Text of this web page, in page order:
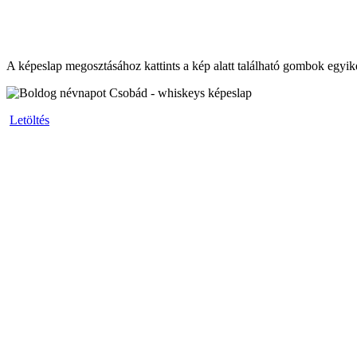
A képeslap megosztásához kattints a kép alatt található gombok
Letöltés